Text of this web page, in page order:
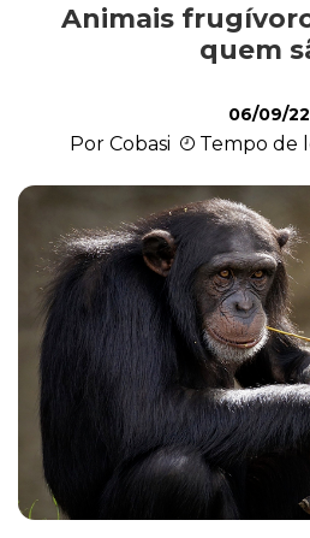
Exóticos e
Mamíferos
Répteis
Roedores
Animais
quem
06/09/22
Por Cobasi Tempo de